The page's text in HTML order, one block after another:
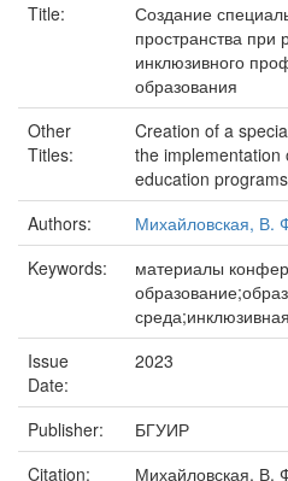
Title:
Создание
пространства при
инклюзивного
образования
Other
Titles:
Creation of a
the implementation
education programs
Authors:
Михайловская, В.
Keywords:
материалы
Issue
Date:
2023
Publisher:
БГУИР
Citation:
Михайловская, В.